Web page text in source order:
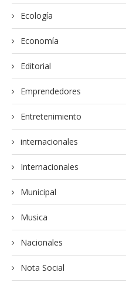
Ecología
Economía
Editorial
Emprendedores
Entretenimiento
internacionales
Internacionales
Municipal
Musica
Nacionales
Nota Social